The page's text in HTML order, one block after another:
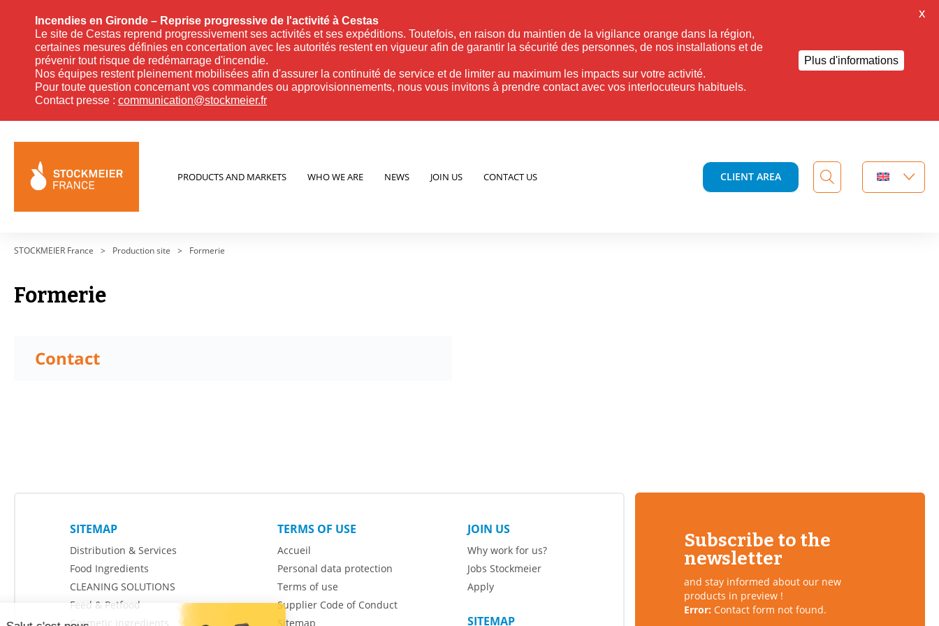
PRODUCTS AND MARKETS WHO WE ARE NEWS JOIN US CONTACT US CLIENT AREA
STOCKMEIER France > Production site > Formerie
Formerie
Contact
SITEMAP
Distribution & Services
Food Ingredients
CLEANING SOLUTIONS
Feed & Petfood
Cosmetic ingredients
TERMS OF USE
Accueil
Personal data protection
Terms of use
Supplier Code of Conduct
Sitemap
JOIN US
Why work for us?
Jobs Stockmeier
Apply
SITEMAP
Subscribe to the
newsletter
and stay informed about our new
products in preview !
Error:Contact form not found.
Incendies en Gironde – Reprise progressive de l'activité à Cestas
Le site de Cestas reprend progressivement ses activités et ses expéditions. Toutefois, en raison du maintien de la vigilance orange dans la région,
certaines mesures définies en concertation avec les autorités restent en vigueur afin de garantir la sécurité des personnes, de nos installations et de
prévenir tout risque de redémarrage d'incendie.
Nos équipes restent pleinement mobilisées afin d'assurer la continuité de service et de limiter au maximum les impacts sur votre activité.
Pour toute question concernant vos commandes ou approvisionnements, nous vous invitons à prendre contact avec vos interlocuteurs habituels.
Contact presse : communication@stockmeier.fr
Plus d'informations
X